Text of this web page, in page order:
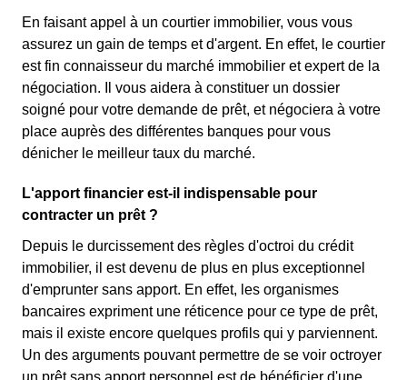
En faisant appel à un courtier immobilier, vous vous
assurez un gain de temps et d'argent. En effet, le courtier
est fin connaisseur du marché immobilier et expert de la
négociation. Il vous aidera à constituer un dossier
soigné pour votre demande de prêt, et négociera à votre
place auprès des différentes banques pour vous
dénicher le meilleur taux du marché.
L'apport financier est-il indispensable pour
contracter un prêt ?
Depuis le durcissement des règles d'octroi du crédit
immobilier, il est devenu de plus en plus exceptionnel
d'emprunter sans apport. En effet, les organismes
bancaires expriment une réticence pour ce type de prêt,
mais il existe encore quelques profils qui y parviennent.
Un des arguments pouvant permettre de se voir octroyer
un prêt sans apport personnel est de bénéficier d'une